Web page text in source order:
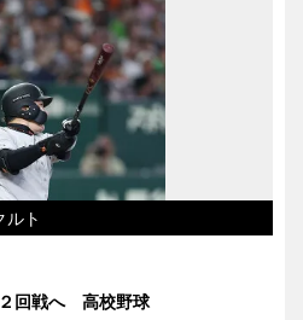
ト
回戦へ 高校野球